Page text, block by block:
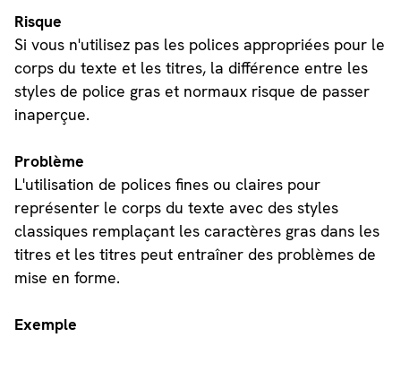
Risque
Si vous n'utilisez pas les polices appropriées pour le
corps du texte et les titres, la différence entre les
styles de police gras et normaux risque de passer
inaperçue.
Problème
L'utilisation de polices fines ou claires pour
représenter le corps du texte avec des styles
classiques remplaçant les caractères gras dans les
titres et les titres peut entraîner des problèmes de
mise en forme.
Exemple